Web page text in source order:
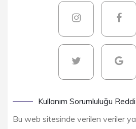
Kullanım Sorumluluğu Reddi
Bu web sitesinde verilen veriler